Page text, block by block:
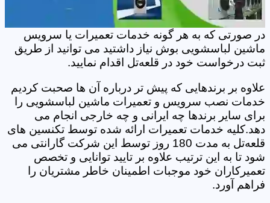
در صورتی که به هر گونه خدمات تعمیرات یا سرویس
ماشین لباسشویی بوش نیاز داشتید می توانید از طریق
ثبت درخواست خود در قلعه‌تل اقدام نمایید.
علاوه بر برندهایی که پیش تر درباره آن ها صحبت کردیم
خدمات نصب سرویس و تعمیرات ماشین لباسشویی را
برای سایر برندها چه ایرانی و چه خارجی انجام می
دهد.کلیه خدمات تعمیرات ارائه شده توسط تکنسین های
قلعه‌تل به مدت 180 روز توسط این شرکت گارانتی می
شود تا به این ترتیب علاوه بر تایید توانایی و تخصص
تعمیرکاران خود موجبات اطمینان خاطر مشتریان را
فراهم آورد.